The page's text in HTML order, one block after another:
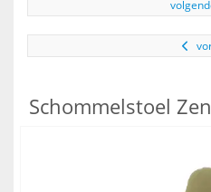
Schommelstoel